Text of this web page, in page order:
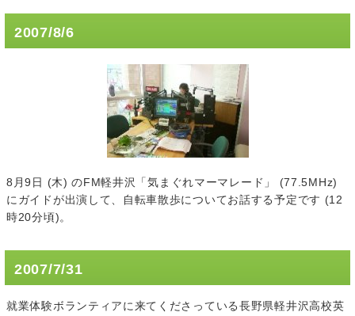
2007/8/6
8月9日 (木) のFM軽井沢「気まぐれマーマレード」 (77.5MHz)
にガイドが出演して、自転車散歩についてお話する予定です (12
時20分頃)。
2007/7/31
就業体験ボランティアに来てくださっている長野県軽井沢高校英